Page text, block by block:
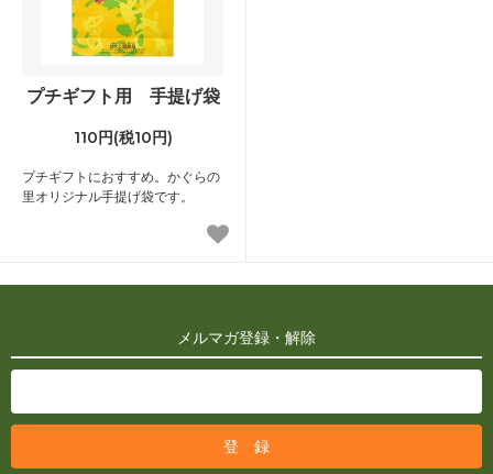
プチギフト用 手提げ袋
110円(税10円)
プチギフトにおすすめ。かぐらの
里オリジナル手提げ袋です。
メルマガ登録・解除